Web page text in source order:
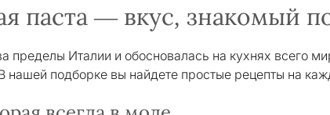
паста — вкус, знакомый
пределы Италии и обосновалась на кухнях всего
нашей подборке вы найдете простые рецепты на